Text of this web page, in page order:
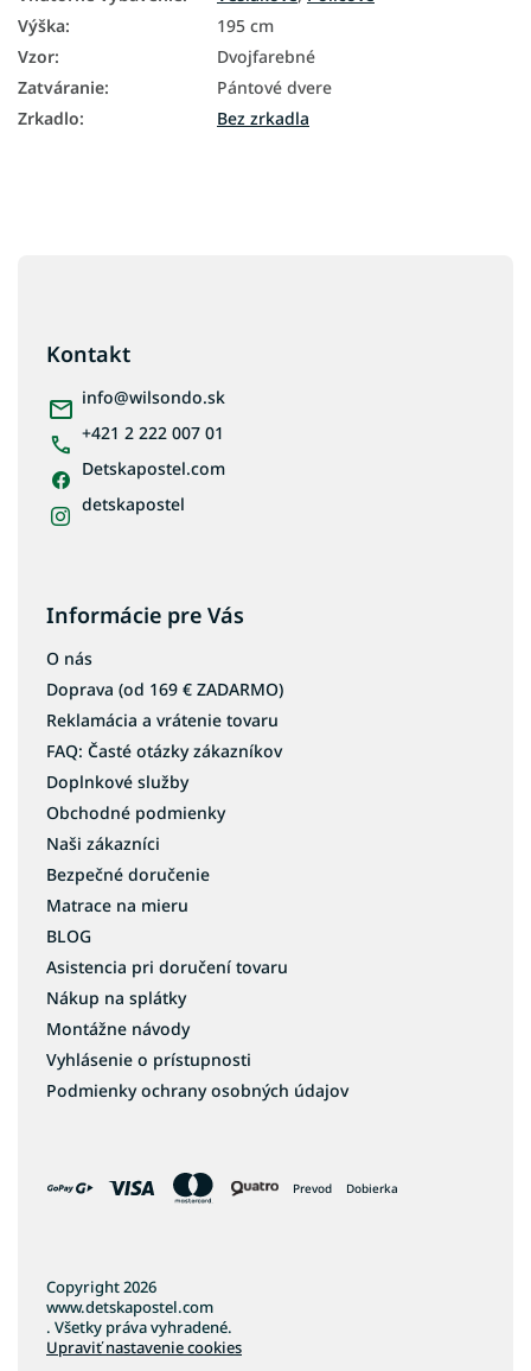
Výška:
195 cm
Vzor:
Dvojfarebné
Zatváranie:
Pántové dvere
Zrkadlo: Bez zrkadla
Kontakt
info@wilsondo.sk
+421 2 222 007 01
Detskapostel.com
detskapostel
Informácie pre Vás
O nás
Doprava (od 169 € ZADARMO)
Reklamácia a vrátenie tovaru
FAQ: Časté otázky zákazníkov
Doplnkové služby
Obchodné podmienky
Naši zákazníci
Bezpečné doručenie
Matrace na mieru
BLOG
Asistencia pri doručení tovaru
Nákup na splátky
Montážne návody
Vyhlásenie o prístupnosti
Podmienky ochrany osobných údajov
Prevod Dobierka
Copyright 2026
www.detskapostel.com
. Všetky práva vyhradené.
Upraviť nastavenie cookies